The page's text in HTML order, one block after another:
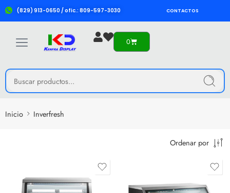
(829) 913-0650 / ofic.: 809-597-3030 CONTACTOS
0
Inicio Inverfresh
Ordenar por